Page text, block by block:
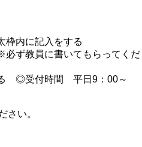
枠内に記入をする
ず教員に書いてもらってくだ
る ◎受付時間 平日9：00～
さい。